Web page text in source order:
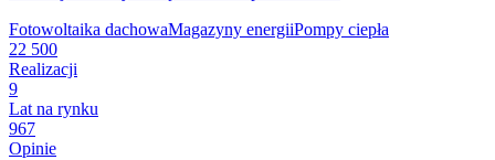
Fotowoltaika dachowaMagazyny energiiPompy ciepła
22 500
Realizacji
9
Lat na rynku
967
Opinie